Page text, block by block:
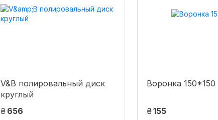
V&B полировальный диск
круглый
₴ 656
Воронка 150*150
₴155